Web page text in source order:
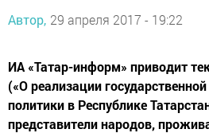
Автор, 29 апреля 2017 - 19:22
ИА «Татар-информ» приводит
(«О реализации
политики в Республике
представители народов,